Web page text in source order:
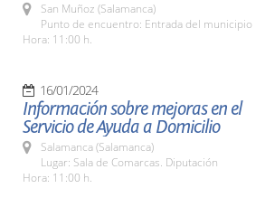
San Muñoz (Salamanca)
Punto de encuentro: Entrada del municipio
Hora: 11:00 h.
16/01/2024
Información sobre mejoras en el
Servicio de Ayuda a Domicilio
Salamanca (Salamanca)
Lugar: Sala de Comarcas. Diputación
Hora: 11:00 h.